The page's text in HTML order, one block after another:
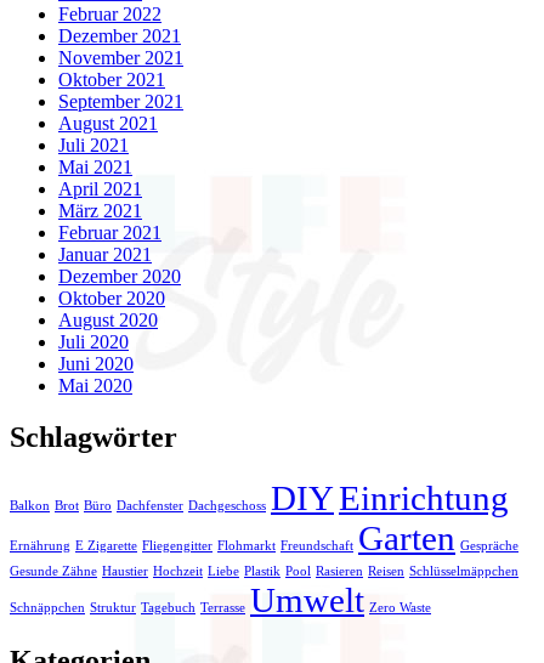
Februar 2022
Dezember 2021
November 2021
Oktober 2021
September 2021
August 2021
Juli 2021
Mai 2021
April 2021
März 2021
Februar 2021
Januar 2021
Dezember 2020
Oktober 2020
August 2020
Juli 2020
Juni 2020
Mai 2020
Schlagwörter
Balkon Brot Büro Dachfenster Dachgeschoss DIYEinrichtung
Ernährung E Zigarette Fliegengitter Flohmarkt Freundschaft Garten Gespräche
Gesunde Zähne Haustier Hochzeit Liebe Plastik Pool Rasieren Reisen Schlüsselmäppchen
Schnäppchen Struktur Tagebuch Terrasse Umwelt Zero Waste